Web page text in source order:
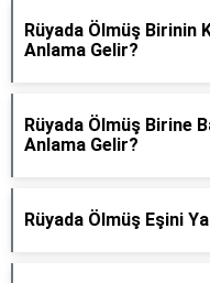
Rüyada Ölmüş Birinin
Anlama Gelir?
Rüyada Ölmüş Birine
Anlama Gelir?
Rüyada Ölmüş Eşini